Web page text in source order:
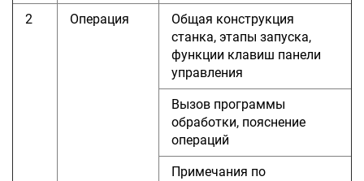
2 Операция
Общая конструкция
станка, этапы запуска,
функции клавиш панели
управления
Вызов программы
обработки, пояснение
операций
Примечания по